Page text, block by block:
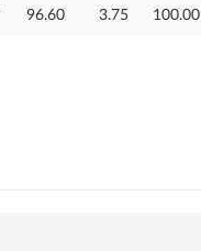
96.60 3.75 100.00